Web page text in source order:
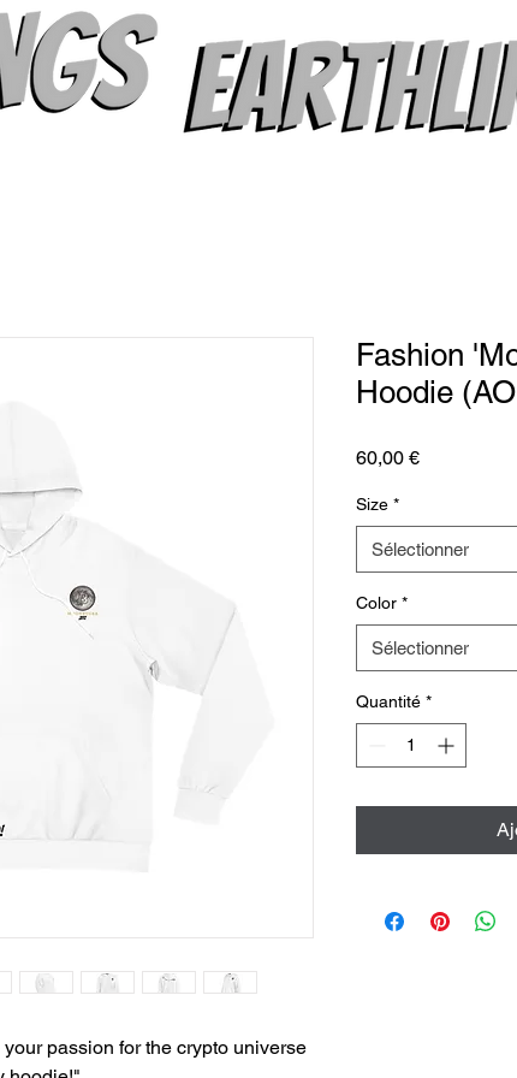
passion for the crypto universe
Fashion
Hoodie
60,00 €Prix
Size *
Sélectionner
Color *
Sélectionner
Quantité *